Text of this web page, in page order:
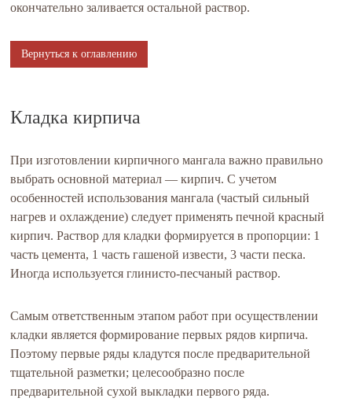
окончательно заливается остальной раствор.
Вернуться к оглавлению
Кладка кирпича
При изготовлении кирпичного мангала важно правильно
выбрать основной материал — кирпич. С учетом
особенностей использования мангала (частый сильный
нагрев и охлаждение) следует применять печной красный
кирпич. Раствор для кладки формируется в пропорции: 1
часть цемента, 1 часть гашеной извести, 3 части песка.
Иногда используется глинисто-песчаный раствор.
Самым ответственным этапом работ при осуществлении
кладки является формирование первых рядов кирпича.
Поэтому первые ряды кладутся после предварительной
тщательной разметки; целесообразно после
предварительной сухой выкладки первого ряда.